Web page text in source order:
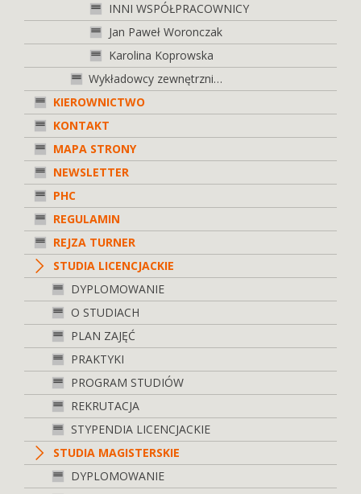
INNI WSPÓŁPRACOWNICY
Jan Paweł Woronczak
Karolina Koprowska
Wykładowcy zewnętrzni…
KIEROWNICTWO
KONTAKT
MAPA STRONY
NEWSLETTER
PHC
REGULAMIN
REJZA TURNER
STUDIA LICENCJACKIE
DYPLOMOWANIE
O STUDIACH
PLAN ZAJĘĆ
PRAKTYKI
PROGRAM STUDIÓW
REKRUTACJA
STYPENDIA LICENCJACKIE
STUDIA MAGISTERSKIE
DYPLOMOWANIE